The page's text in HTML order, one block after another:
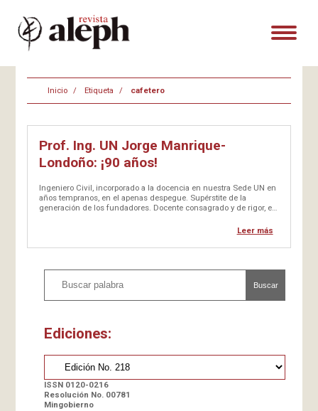
Inicio Etiqueta cafetero
Prof. Ing. UN Jorge Manrique-
Londoño: ¡90 años!
Ingeniero Civil, incorporado a la docencia en nuestra Sede UN en
años tempranos, en el apenas despegue. Supérstite de la
generación de los fundadores. Docente consagrado y de rigor, en
Leer más
Buscar
Ediciones:
ISSN 0120-0216
Resolución No. 00781
Mingobierno